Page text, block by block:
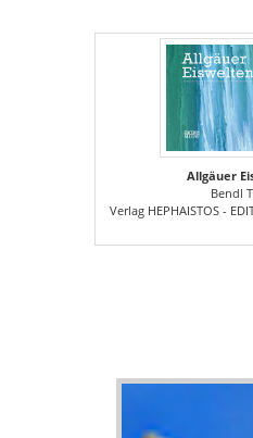
Allgäuer
Bendl
Verlag HEPHAISTOS - EDITION